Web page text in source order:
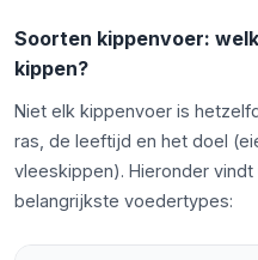
Soorten kippenvoer:
kippen?
Niet elk kippenvoer is
ras, de leeftijd en het doel
vleeskippen). Hieronder
belangrijkste voedertypes: